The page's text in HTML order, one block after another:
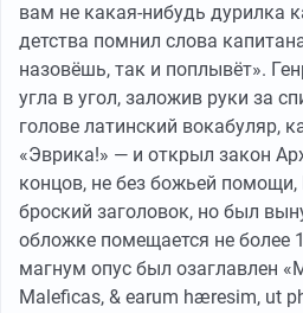
вам не какая-нибудь дурилка
детства помнил слова
назовёшь, так и поплывёт».
угла в угол, заложив руки за
голове латинский вокабуляр,
«Эврика!» — и открыл закон
концов, не без божьей
броский заголовок, но был
обложке помещается не более
магнум опус был озаглавлен
Maleficas, & earum hæresim, ut